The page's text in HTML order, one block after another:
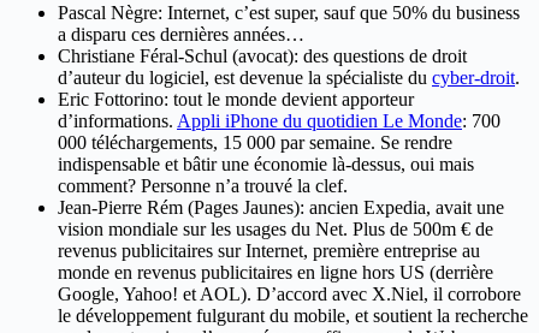
Pascal Nègre: Internet, c’est super, sauf que 50% du business
a disparu ces dernières années…
Christiane Féral-Schul (avocat): des questions de droit
d’auteur du logiciel, est devenue la spécialiste du cyber-droit.
Eric Fottorino: tout le monde devient apporteur
d’informations. Appli iPhone du quotidien Le Monde: 700
000 téléchargements, 15 000 par semaine. Se rendre
indispensable et bâtir une économie là-dessus, oui mais
comment? Personne n’a trouvé la clef.
Jean-Pierre Rém (Pages Jaunes): ancien Expedia, avait une
vision mondiale sur les usages du Net. Plus de 500m € de
revenus publicitaires sur Internet, première entreprise au
monde en revenus publicitaires en ligne hors US (derrière
Google, Yahoo! et AOL). D’accord avec X.Niel, il corrobore
le développement fulgurant du mobile, et soutient la recherche